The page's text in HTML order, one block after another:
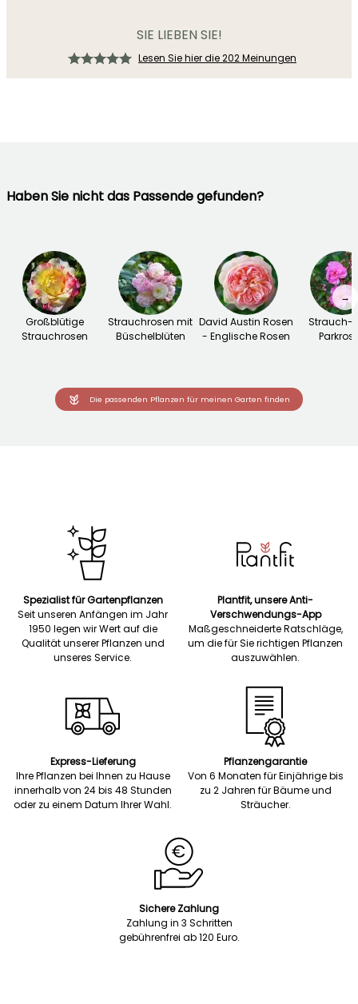
SIE LIEBEN SIE!
Lesen Sie hier die 202 Meinungen
Haben Sie nicht das Passende gefunden?
Großblütige
Strauchrosen
Strauchrosen mit
Büschelblüten
David Austin Rosen
- Englische Rosen
Strauch-
→
Die passenden Pflanzen für meinen Garten finden
Spezialist für Gartenpflanzen
Seit unseren Anfängen im Jahr
1950 legen wir Wert auf die
Qualität unserer Pflanzen und
unseres Service.
Plantfit, unsere Anti-
Verschwendungs-App
Maßgeschneiderte Ratschläge,
um die für Sie richtigen Pflanzen
auszuwählen.
Express-Lieferung
Ihre Pflanzen bei Ihnen zu Hause
innerhalb von 24 bis 48 Stunden
oder zu einem Datum Ihrer Wahl.
Pflanzengarantie
Von 6 Monaten für Einjährige bis
zu 2 Jahren für Bäume und
Sträucher.
Sichere Zahlung
Zahlung in 3 Schritten
gebührenfrei ab 120 Euro.